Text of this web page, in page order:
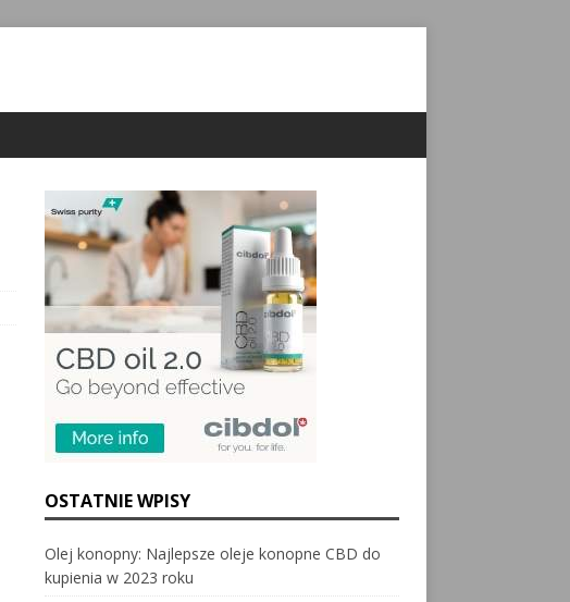
OSTATNIE WPISY
Olej konopny: Najlepsze oleje konopne CBD do
kupienia w 2023 roku